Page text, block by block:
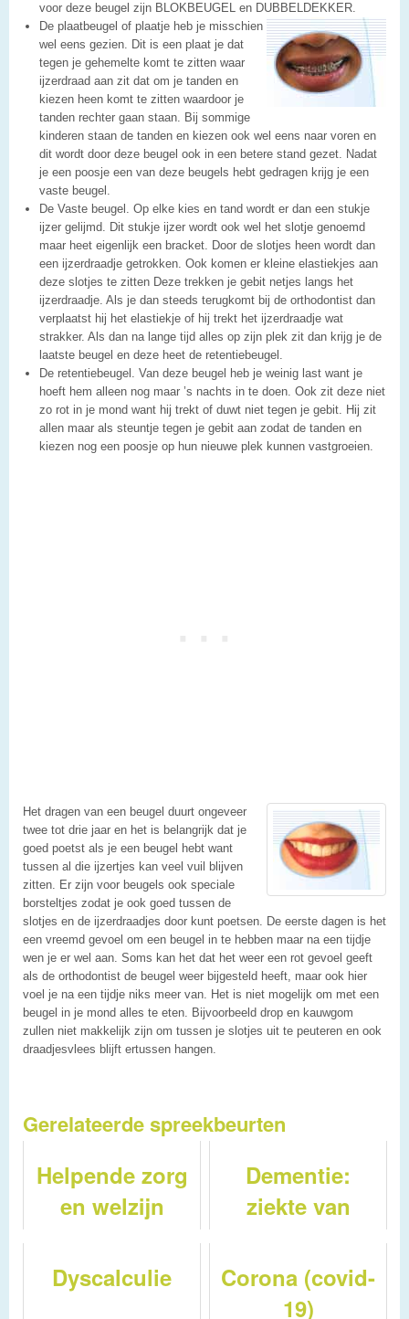
voor deze beugel zijn BLOKBEUGEL en DUBBELDEKKER.
De plaatbeugel of plaatje heb je misschien
wel eens gezien. Dit is een plaat je dat
tegen je gehemelte komt te zitten waar
ijzerdraad aan zit dat om je tanden en
kiezen heen komt te zitten waardoor je
tanden rechter gaan staan. Bij sommige
kinderen staan de tanden en kiezen ook wel eens naar voren en
dit wordt door deze beugel ook in een betere stand gezet. Nadat
je een poosje een van deze beugels hebt gedragen krijg je een
vaste beugel.
De Vaste beugel. Op elke kies en tand wordt er dan een stukje
ijzer gelijmd. Dit stukje ijzer wordt ook wel het slotje genoemd
maar heet eigenlijk een bracket. Door de slotjes heen wordt dan
een ijzerdraadje getrokken. Ook komen er kleine elastiekjes aan
deze slotjes te zitten Deze trekken je gebit netjes langs het
ijzerdraadje. Als je dan steeds terugkomt bij de orthodontist dan
verplaatst hij het elastiekje of hij trekt het ijzerdraadje wat
strakker. Als dan na lange tijd alles op zijn plek zit dan krijg je de
laatste beugel en deze heet de retentiebeugel.
De retentiebeugel. Van deze beugel heb je weinig last want je
hoeft hem alleen nog maar ’s nachts in te doen. Ook zit deze niet
zo rot in je mond want hij trekt of duwt niet tegen je gebit. Hij zit
allen maar als steuntje tegen je gebit aan zodat de tanden en
kiezen nog een poosje op hun nieuwe plek kunnen vastgroeien.
Het dragen van een beugel duurt ongeveer
twee tot drie jaar en het is belangrijk dat je
goed poetst als je een beugel hebt want
tussen al die ijzertjes kan veel vuil blijven
zitten. Er zijn voor beugels ook speciale
borsteltjes zodat je ook goed tussen de
slotjes en de ijzerdraadjes door kunt poetsen. De eerste dagen is het
een vreemd gevoel om een beugel in te hebben maar na een tijdje
wen je er wel aan. Soms kan het dat het weer een rot gevoel geeft
als de orthodontist de beugel weer bijgesteld heeft, maar ook hier
voel je na een tijdje niks meer van. Het is niet mogelijk om met een
beugel in je mond alles te eten. Bijvoorbeeld drop en kauwgom
zullen niet makkelijk zijn om tussen je slotjes uit te peuteren en ook
draadjesvlees blijft ertussen hangen.
Gerelateerde spreekbeurten
Helpende zorg
en welzijn
Dementie:
ziekte van
Dyscalculie
Corona (covid-
19)